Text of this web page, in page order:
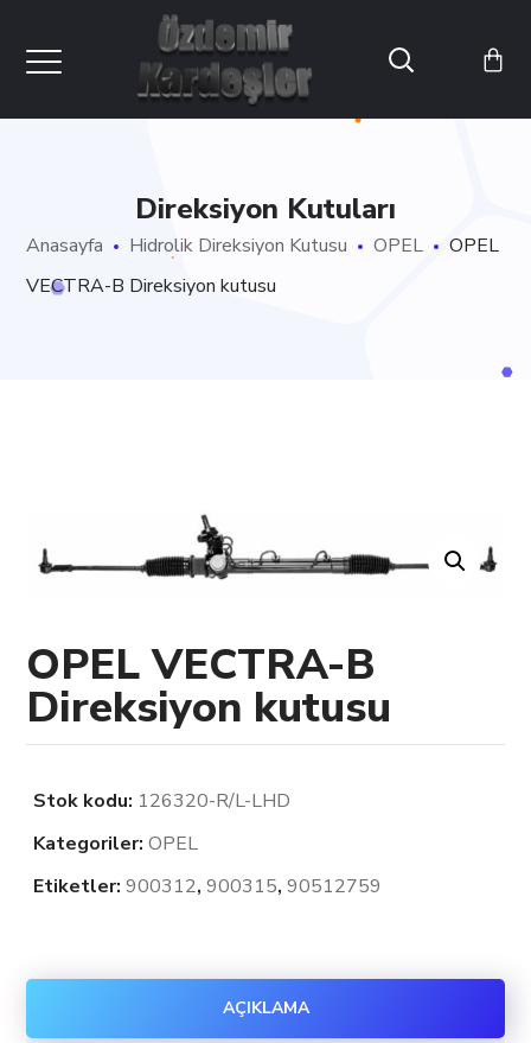
Direksiyon Kutuları
Anasayfa Hidrolik Direksiyon Kutusu OPEL
OPEL
VECTRA-B Direksiyon kutusu
OPEL VECTRA-B
Direksiyon kutusu
Stok kodu: 126320-R/L-LHD
Kategoriler:OPEL
Etiketler:900312,900315,90512759
AÇIKLAMA